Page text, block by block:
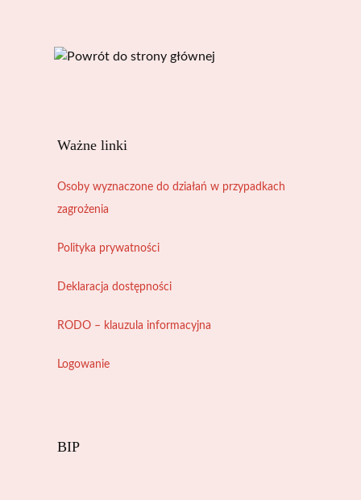
Ważne linki
Osoby wyznaczone do działań w przypadkach
zagrożenia
Polityka prywatności
Deklaracja dostępności
RODO – klauzula informacyjna
Logowanie
BIP